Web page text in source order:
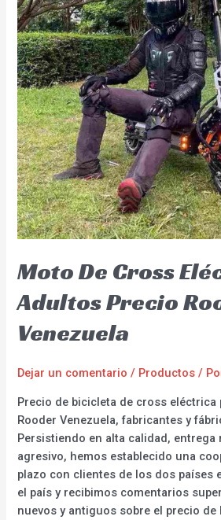
Moto De Cross
Adultos Precio
Venezuela
Dejar un comentario / Productos /
Precio de bicicleta de cross eléctrica
Rooder Venezuela, fabricantes y
Persistiendo en alta calidad, entrega
agresivo, hemos establecido una
plazo con clientes de los dos países
el país y recibimos comentarios
nuevos y antiguos sobre el precio